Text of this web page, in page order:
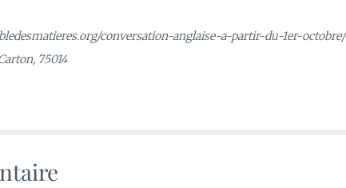
conversation-anglaise-a-partir-du-1er-octobre/
75014